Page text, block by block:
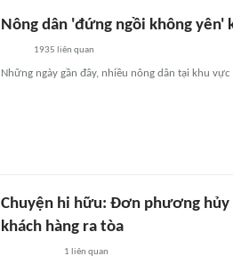
Nông dân 'đứng ngồi không yên'
1935 liên quan
Những ngày gần đây, nhiều nông dân tại khu
Chuyện hi hữu: Đơn phương
khách hàng ra tòa
1 liên quan